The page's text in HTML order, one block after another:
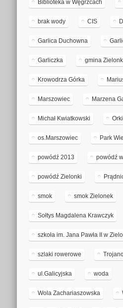
Biblioteka w Węgrzcach
brak wody CIS
Garlica Duchowna
Garliczka gmina
Krowodrza Górka
Marszowiec Marzena
Michał Kwiatkowski
os.Marszowiec Park
powódź 2013 powódź
powódź Zielonki
smok smok Zielonek
Sołtys Magdalena Krawczyk
szkoła im. Jana Pawła II w
szlaki rowerowe
ul.Galicyjska woda
Wola Zachariaszowska